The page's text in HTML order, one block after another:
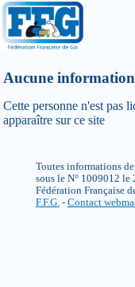
Aucune
Cette personne n'est pas
apparaître sur ce site
Toutes informations
sous le N° 1009012 le
Fédération Française
F.F.G.- Contact